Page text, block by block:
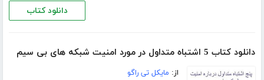
دانلود کتاب
دانلود کتاب 5 اشتباه متداول در مورد امنیت شبکه های بی سیم
از: مایکل تی راگو